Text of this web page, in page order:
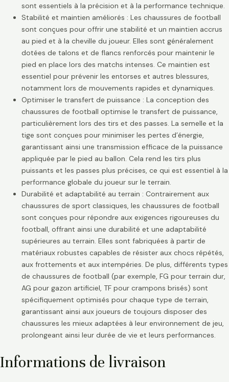
sont essentiels à la précision et à la performance technique.
Stabilité et maintien améliorés : Les chaussures de football
sont conçues pour offrir une stabilité et un maintien accrus
au pied et à la cheville du joueur. Elles sont généralement
dotées de talons et de flancs renforcés pour maintenir le
pied en place lors des matchs intenses. Ce maintien est
essentiel pour prévenir les entorses et autres blessures,
notamment lors de mouvements rapides et dynamiques.
Optimiser le transfert de puissance : La conception des
chaussures de football optimise le transfert de puissance,
particulièrement lors des tirs et des passes. La semelle et la
tige sont conçues pour minimiser les pertes d’énergie,
garantissant ainsi une transmission efficace de la puissance
appliquée par le pied au ballon. Cela rend les tirs plus
puissants et les passes plus précises, ce qui est essentiel à la
performance globale du joueur sur le terrain.
Durabilité et adaptabilité au terrain : Contrairement aux
chaussures de sport classiques, les chaussures de football
sont conçues pour répondre aux exigences rigoureuses du
football, offrant ainsi une durabilité et une adaptabilité
supérieures au terrain. Elles sont fabriquées à partir de
matériaux robustes capables de résister aux chocs répétés,
aux frottements et aux intempéries. De plus, différents types
de chaussures de football (par exemple, FG pour terrain dur,
AG pour gazon artificiel, TF pour crampons brisés) sont
spécifiquement optimisés pour chaque type de terrain,
garantissant ainsi aux joueurs de toujours disposer des
chaussures les mieux adaptées à leur environnement de jeu,
prolongeant ainsi leur durée de vie et leurs performances.
Informations de livraison